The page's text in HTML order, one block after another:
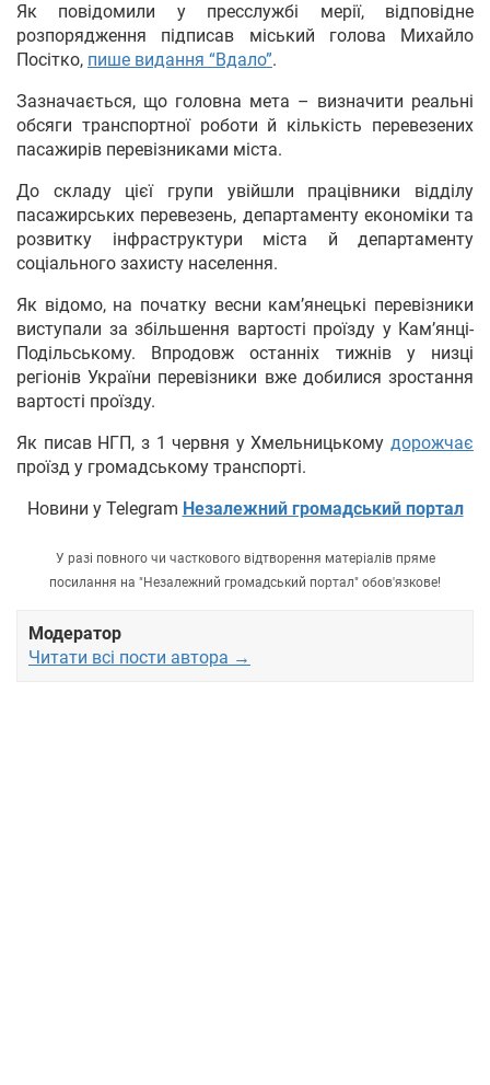
Як повідомили у пресслужбі мерії, відповідне
розпорядження підписав міський голова Михайло
Посітко, пише видання “Вдало”.
Зазначається, що головна мета – визначити реальні
обсяги транспортної роботи й кількість перевезених
пасажирів перевізниками міста.
До складу цієї групи увійшли працівники відділу
пасажирських перевезень, департаменту економіки та
розвитку інфраструктури міста й департаменту
соціального захисту населення.
Як відомо, на початку весни кам’янецькі перевізники
виступали за збільшення вартості проїзду у Кам’янці-
Подільському. Впродовж останніх тижнів у низці
регіонів України перевізники вже добилися зростання
вартості проїзду.
Як писав НГП, з 1 червня у Хмельницькому дорожчає
проїзд у громадському транспорті.
Новини у Telegram Незалежний громадський портал
У разі повного чи часткового відтворення матеріалів пряме
посилання на "Незалежний громадський портал" обов'язкове!
Модератор
Читати всі пости автора →